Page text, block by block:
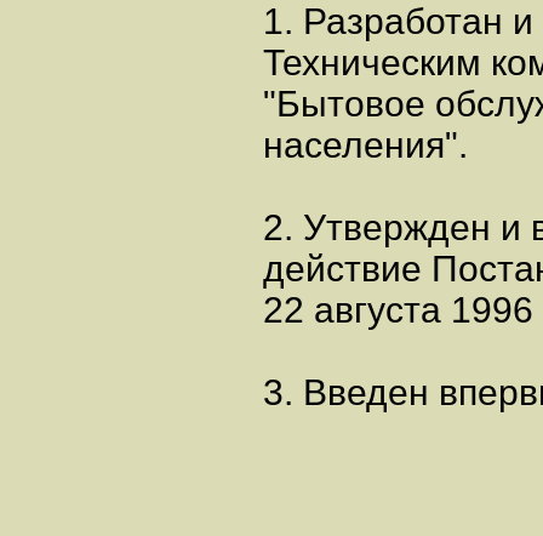
1. Разработан
Техническим
"Бытовое
населения".
2. Утвержден и
действие
22 августа 1996
3. Введен